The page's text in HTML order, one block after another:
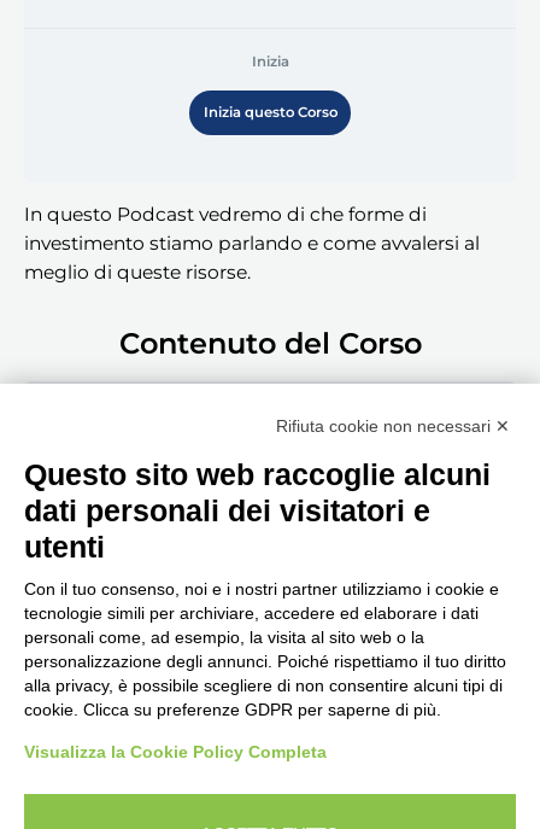
Inizia
Inizia questo Corso
In questo Podcast vedremo di che forme di
investimento stiamo parlando e come avvalersi al
meglio di queste risorse.
Contenuto del Corso
Seguici, siamo in continuo
aggiornamento...
Rifiuta cookie non necessari ✕
Questo sito web raccoglie alcuni
dati personali dei visitatori e
utenti
Con il tuo consenso, noi e i nostri partner utilizziamo i cookie e
tecnologie simili per archiviare, accedere ed elaborare i dati
personali come, ad esempio, la visita al sito web o la
personalizzazione degli annunci. Poiché rispettiamo il tuo diritto
alla privacy, è possibile scegliere di non consentire alcuni tipi di
cookie. Clicca su preferenze GDPR per saperne di più.
Visualizza la Cookie Policy Completa